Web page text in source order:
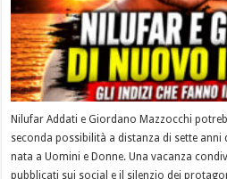
Nilufar Addati e Giordano Mazzocchi
seconda possibilità a distanza di sette
nata a Uomini e Donne. Una vacanza
pubblicati sui social e il silenzio dei